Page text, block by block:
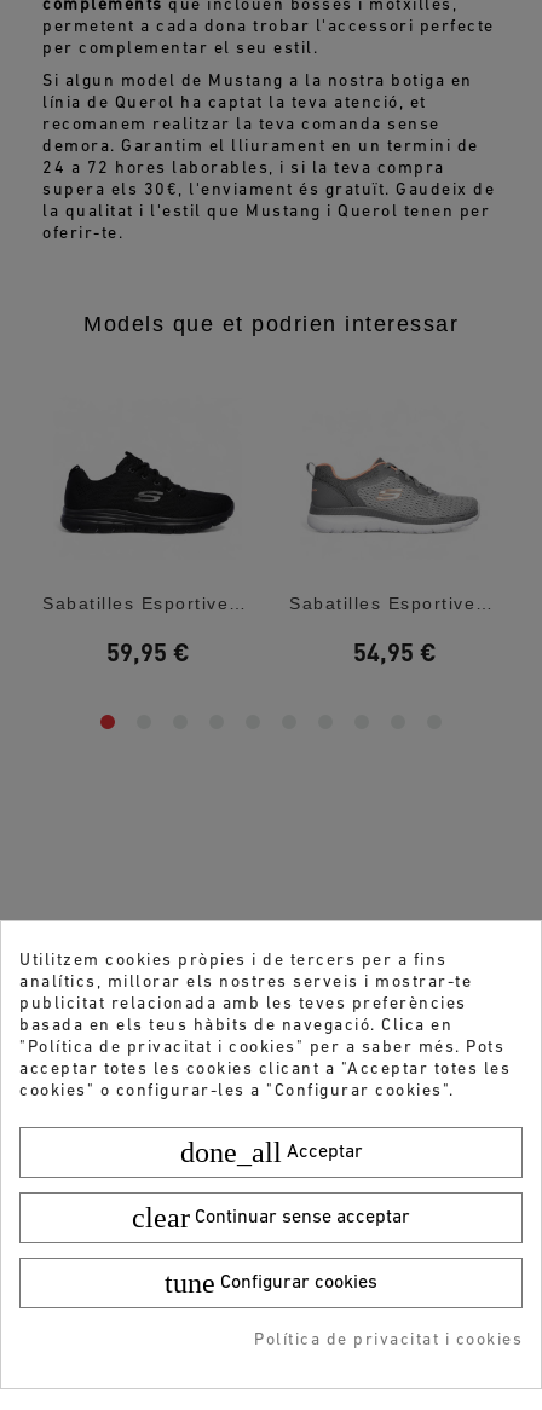
Talla: 36
AFEGIR A LA COMPRA
RESERVAR
complements que inclouen bosses i motxilles,
permetent a cada dona trobar l'accessori perfecte
per complementar el seu estil.
Si algun model de Mustang a la nostra botiga en
línia de Querol ha captat la teva atenció, et
recomanem realitzar la teva comanda sense
demora. Garantim el lliurament en un termini de
24 a 72 hores laborables, i si la teva compra
supera els 30€, l'enviament és gratuït. Gaudeix de
la qualitat i l'estil que Mustang i Querol tenen per
oferir-te.
Models que et podrien interessar
Sabatilles Esportives Skechers Graceful...
59,95 €
Sabatilles Esportives Skechers Bountiful...
54,95 €
Vols rebre les nostres ofertes i novetats?
ENVIAR
-5% DTO + Envío Gratis
Utilitzem cookies pròpies i de tercers per a fins
analítics, millorar els nostres serveis i mostrar-te
publicitat relacionada amb les teves preferències
basada en els teus hàbits de navegació. Clica en
"Política de privacitat i cookies" per a saber més. Pots
acceptar totes les cookies clicant a "Acceptar totes les
cookies" o configurar-les a "Configurar cookies".
done_all Acceptar
clear Continuar sense acceptar
tune Configurar cookies
Política de privacitat i cookies